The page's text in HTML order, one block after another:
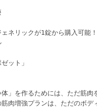
ネリックが1錠から購入可能！
ット」
体」を作るためには、ただ筋
肉増強プランは、ただのボ